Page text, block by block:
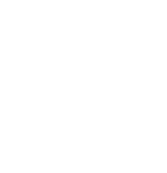
commerciales, etc.